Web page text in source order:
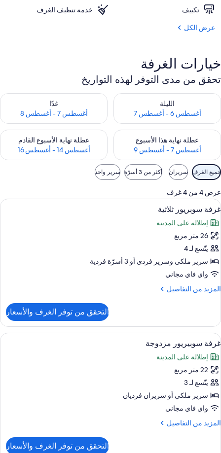
تكييف
خدمة تنظيف الغرف
عرض الكل
خيارات الغرفة
تحقق من مدى التوفر لهذه التواريخ
الليلة
أغسطس 6 - أغسطس 7
تحقق من مدى التوفر لليلة للفترة أغسطس 6 - أغسطس 7
غدًا
أغسطس 7 - أغسطس 8
تحقق من مدى التوفر لغد للفترة أغسطس
عطلة نهاية هذا الأسبوع
أغسطس 7 - أغسطس 9
تحقق من مدى التوفر لعطلة نهاية هذا الأسبوع للفترة أغسطس 7 - أغسطس 9
عطلة نهاية الأسبوع القادم
أغسطس 14 - أغسطس 16
تحقق من مدى التوفر لعطلة نهاية
عوامل
التصفية
المتاحة
للغرف
جميع الغرف سريران أكثر من 3 أسرّة سرير واحد
عرض 4 من 4 غرف
استعراض
جميع
صور
غرفة
سوبريور
ثلاثية
ألحفة محشوة بالريش وخزنة داخل الغرفة
23
غرفة سوبريور ثلاثية
إطلالة على المدينة
26 متر مربع
يتّسع لـ 4
سرير ملكي‫‬ وسرير فردي‫‬ أو 3 أسرّة فردية
واي فاي مجاني
المزيد من التفاصيل
المزيد
غرفة
سوبريور
ثلاثية
التحقق من توفر الغرف والأسعار
استعراض
جميع
صور
غرفة
سوبيريور
مزدوجة
ألحفة محشوة بالريش وخزنة داخل الغرفة
19
غرفة سوبيريور مزدوجة
إطلالة على المدينة
22 متر مربع
يتّسع لـ 3
سرير ملكي‫‬ أو سريران فرديان
واي فاي مجاني
المزيد من التفاصيل
المزيد
التحقق من توفر الغرف والأسعار